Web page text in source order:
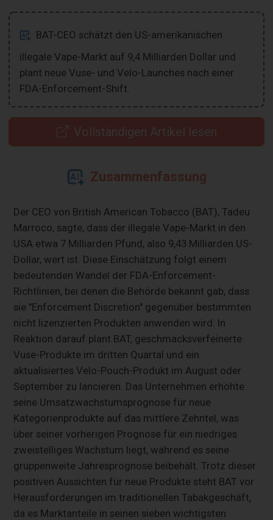
BAT-CEO schätzt den US-amerikanischen
illegale Vape-Markt auf 9,4 Milliarden Dollar und
plant neue Vuse- und Velo-Launches nach einer
FDA-Enforcement-Shift.
Vollständigen Artikel lesen
Zusammenfassung
Der CEO von British American Tobacco (BAT), Tadeu
Marroco, sagte, dass der illegale Vape-Markt in den
USA etwa 7 Milliarden Pfund, also 9,43 Milliarden US-
Dollar, wert ist. Diese Einschätzung folgt einem
bedeutenden Wandel der FDA-Enforcement-
Richtlinien, bei denen die Behörde bekannt gab, dass
sie "Enforcement Discretion" gegenüber bestimmten
nicht lizenzierten Produkten anwenden wird. In
Reaktion darauf plant BAT, geschmacksverfeinerte
Vuse-Produkte im dritten Quartal und ein
aktualisiertes Velo-Pouch-Produkt im August oder
September zu lancieren. Das Unternehmen erhöhte
seine Umsatzwachstumsprognose für neue
Kategorienprodukte auf das mittlere Zehntel, was
über seiner vorherigen Prognose für ein niedriges
zweistelliges Wachstum liegt, während es seine
gruppenweite Jahresprognose beibehält. Trotz dieser
positiven Aussichten für neue Produkte steht BAT vor
Herausforderungen im traditionellen Tabakgeschäft,
da es Marktanteile in seinen sieben wichtigsten